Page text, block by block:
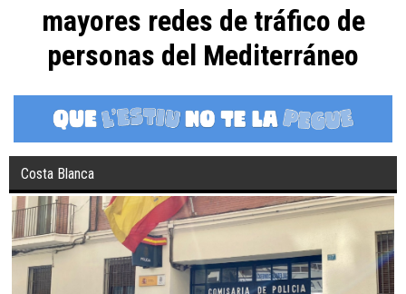
mayores redes de tráfico de
personas del Mediterráneo
Costa Blanca